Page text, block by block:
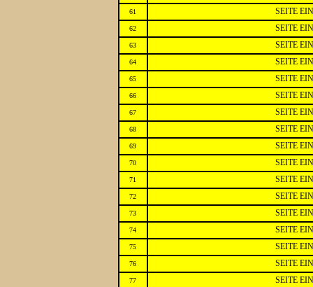
61 SEITE
62 SEITE
63 SEITE
64 SEITE
65 SEITE
66 SEITE
67 SEITE
68 SEITE
69 SEITE
70 SEITE
71 SEITE
72 SEITE
73 SEITE
74 SEITE
75 SEITE
76 SEITE
77 SEITE